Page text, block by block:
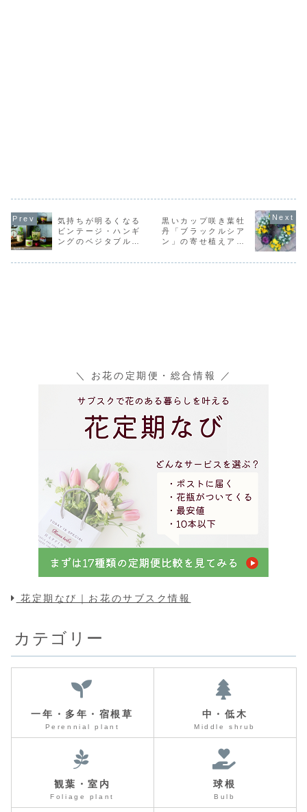
気持ちが明るくなる
ビンテージ・ハンギ
ングのベジタブルポ
黒いカップ咲き葉牡
丹「ブラックルシア
ン」の寄せ植えアイ
＼ お花の定期便・総合情報 ／
花定期なび｜お花のサブスク情報
カテゴリー
一年・多年・宿根草
Perennial plant
中・低木
Middle shrub
観葉・室内
Foliage plant
球根
Bulb